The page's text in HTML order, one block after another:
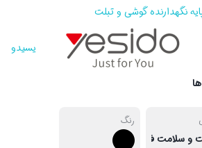
نگهدارنده گوشی و تبلت
یسیدو
و سلامت فیزیکی کالا
رنگ